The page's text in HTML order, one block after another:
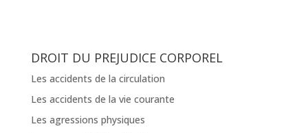
DROIT DU PREJUDICE CORPOREL
Les accidents de la circulation
Les accidents de la vie courante
Les agressions physiques